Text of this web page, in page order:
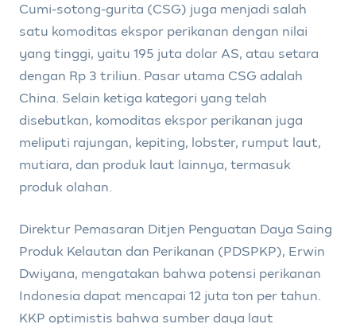
Cumi-sotong-gurita (CSG) juga menjadi salah
satu komoditas ekspor perikanan dengan nilai
yang tinggi, yaitu 195 juta dolar AS, atau setara
dengan Rp 3 triliun. Pasar utama CSG adalah
China. Selain ketiga kategori yang telah
disebutkan, komoditas ekspor perikanan juga
meliputi rajungan, kepiting, lobster, rumput laut,
mutiara, dan produk laut lainnya, termasuk
produk olahan.
Direktur Pemasaran Ditjen Penguatan Daya Saing
Produk Kelautan dan Perikanan (PDSPKP), Erwin
Dwiyana, mengatakan bahwa potensi perikanan
Indonesia dapat mencapai 12 juta ton per tahun.
KKP optimistis bahwa sumber daya laut